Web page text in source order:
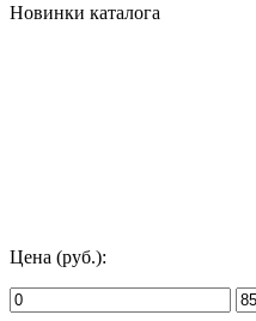
Новинки каталога
Цена (руб.):